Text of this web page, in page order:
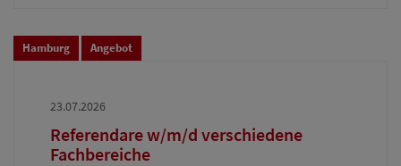
Hamburg Angebot
23.07.2026
Referendare w/m/d verschiedene
Fachbereiche